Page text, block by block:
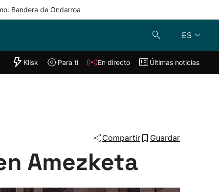
Bandera de Ondarroa
ES
"Helmuga"
Klisk En directo
Klisk Para ti En directo Últimas noticias
Compartir Guardar
Amezketa